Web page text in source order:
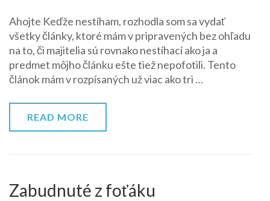
krát
s
Tonner
Ahojte Keďže nestíham, rozhodla som sa vydať
všetky články, ktoré mám v pripravených bez ohľadu
na to, či majitelia sú rovnako nestíhací ako ja a
predmet môjho článku ešte tiež nepofotili. Tento
článok mám v rozpísaných už viac ako tri …
READ MORE
Zabudnuté z foťáku